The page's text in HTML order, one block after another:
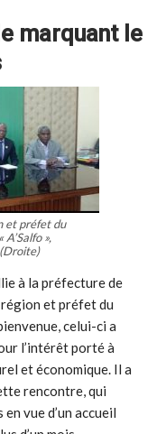
marquant le
et préfet du
»,
à la préfecture de
et préfet du
celui-ci a
l’intérêt porté à
et économique. Il a
rencontre, qui
vue d’un accueil